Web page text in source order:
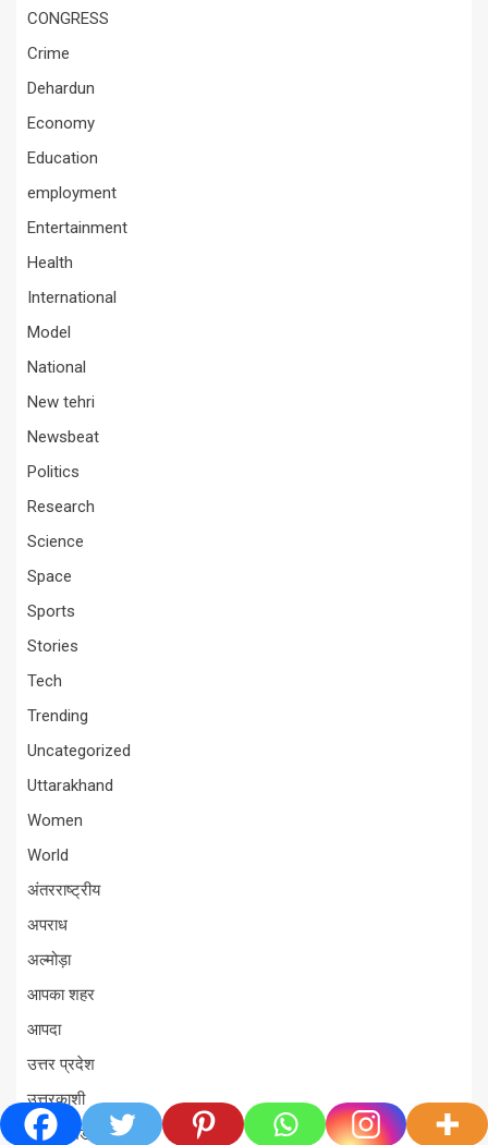
CONGRESS
Crime
Dehardun
Economy
Education
employment
Entertainment
Health
International
Model
National
New tehri
Newsbeat
Politics
Research
Science
Space
Sports
Stories
Tech
Trending
Uncategorized
Uttarakhand
Women
World
अंतरराष्ट्रीय
अपराध
अल्मोड़ा
आपका शहर
आपदा
उत्तर प्रदेश
उत्तरकाशी
उत्तरराखंड विधानसभा